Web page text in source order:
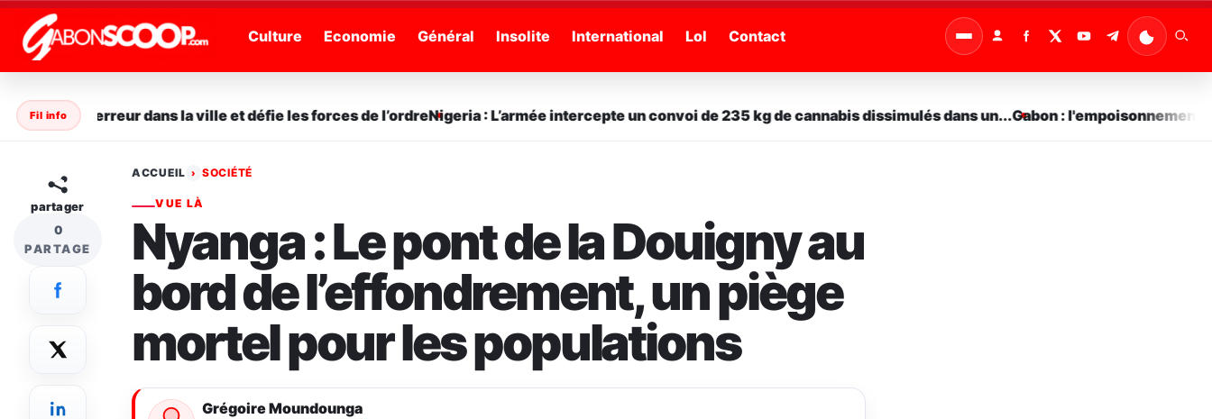
" />
Culture
Economie Général Insolite International Lol Contact
Fil info
sème la terreur dans la ville et défie les forces de l’ordreNigeria : L’armée intercepte un convoi de 235 kg de cannabis dissimulés dans un...Gabon : l'empoisonnement
partager
0
PARTAGE
ACCUEIL › SOCIÉTÉ
VUE LÀ
Nyanga : Le pont de la Douigny au
bord de l’effondrement, un piège
mortel pour les populations
Grégoire Moundounga